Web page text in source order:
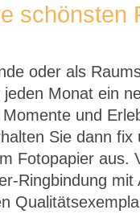
schönsten
oder als
Monat ein
und
Sie dann
Fotopapier aus.
Ringbindung